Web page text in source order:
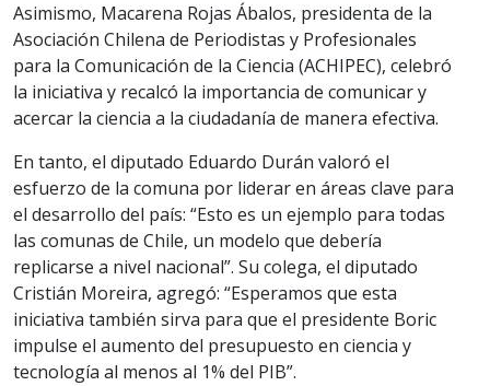
Asimismo, Macarena Rojas Ábalos, presidenta de la
Asociación Chilena de Periodistas y Profesionales
para la Comunicación de la Ciencia (ACHIPEC), celebró
la iniciativa y recalcó la importancia de comunicar y
acercar la ciencia a la ciudadanía de manera efectiva.
En tanto, el diputado Eduardo Durán valoró el
esfuerzo de la comuna por liderar en áreas clave para
el desarrollo del país: “Esto es un ejemplo para todas
las comunas de Chile, un modelo que debería
replicarse a nivel nacional”. Su colega, el diputado
Cristián Moreira, agregó: “Esperamos que esta
iniciativa también sirva para que el presidente Boric
impulse el aumento del presupuesto en ciencia y
tecnología al menos al 1% del PIB”.